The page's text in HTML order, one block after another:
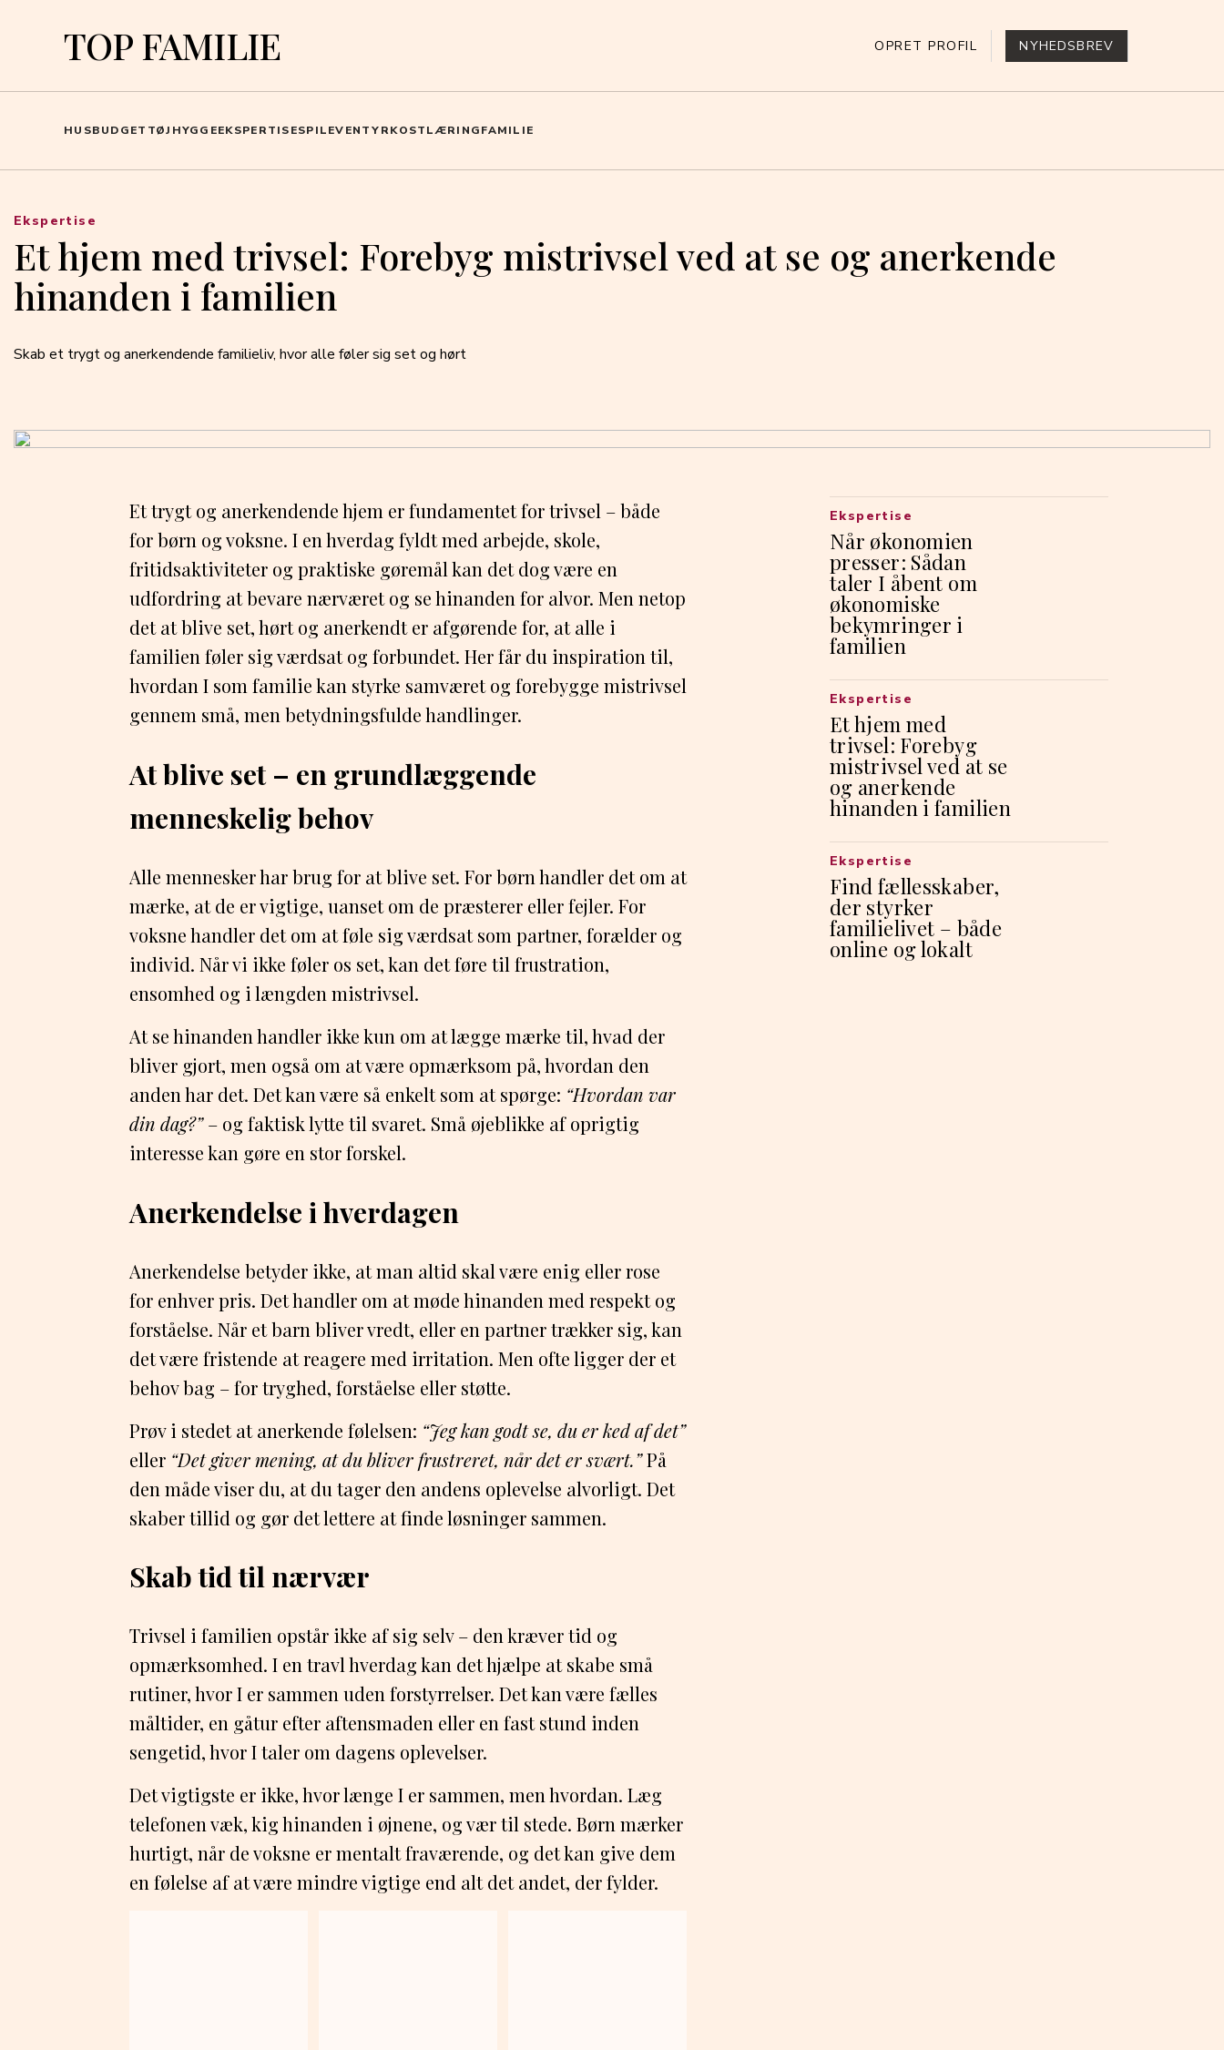
TOP FAMILIE OPRET PROFIL NYHEDSBREV
HUSBUDGET TØJ HYGGEEKSPERTISESPILEVENTYRKOSTLÆRINGFAMILIE
Et hjem med trivsel: Forebyg mistrivsel ved at se og anerkende
hinanden i familien
Skab et trygt og anerkendende familieliv, hvor alle føler sig set og hørt
Ekspertise
Et trygt og anerkendende hjem er fundamentet for trivsel – både
for børn og voksne. I en hverdag fyldt med arbejde, skole,
fritidsaktiviteter og praktiske gøremål kan det dog være en
udfordring at bevare nærværet og se hinanden for alvor. Men netop
det at blive set, hørt og anerkendt er afgørende for, at alle i
familien føler sig værdsat og forbundet. Her får du inspiration til,
hvordan I som familie kan styrke samværet og forebygge mistrivsel
gennem små, men betydningsfulde handlinger.
At blive set – en grundlæggende
menneskelig behov
Alle mennesker har brug for at blive set. For børn handler det om at
mærke, at de er vigtige, uanset om de præsterer eller fejler. For
voksne handler det om at føle sig værdsat som partner, forælder og
individ. Når vi ikke føler os set, kan det føre til frustration,
ensomhed og i længden mistrivsel.
At se hinanden handler ikke kun om at lægge mærke til, hvad der
bliver gjort, men også om at være opmærksom på, hvordan den
anden har det. Det kan være så enkelt som at spørge: “Hvordan var
din dag?”– og faktisk lytte til svaret. Små øjeblikke af oprigtig
interesse kan gøre en stor forskel.
Anerkendelse i hverdagen
Anerkendelse betyder ikke, at man altid skal være enig eller rose
for enhver pris. Det handler om at møde hinanden med respekt og
forståelse. Når et barn bliver vredt, eller en partner trækker sig, kan
det være fristende at reagere med irritation. Men ofte ligger der et
behov bag – for tryghed, forståelse eller støtte.
Prøv i stedet at anerkende følelsen: “Jeg kan godt se, du er ked af det”
eller “Det giver mening, at du bliver frustreret, når det er svært.”På
den måde viser du, at du tager den andens oplevelse alvorligt. Det
skaber tillid og gør det lettere at finde løsninger sammen.
Skab tid til nærvær
Trivsel i familien opstår ikke af sig selv – den kræver tid og
opmærksomhed. I en travl hverdag kan det hjælpe at skabe små
rutiner, hvor I er sammen uden forstyrrelser. Det kan være fælles
måltider, en gåtur efter aftensmaden eller en fast stund inden
sengetid, hvor I taler om dagens oplevelser.
Det vigtigste er ikke, hvor længe I er sammen, men hvordan. Læg
telefonen væk, kig hinanden i øjnene, og vær til stede. Børn mærker
hurtigt, når de voksne er mentalt fraværende, og det kan give dem
en følelse af at være mindre vigtige end alt det andet, der fylder.
Når økonomien
presser: Sådan
taler I åbent om
økonomiske
bekymringer i
familien
Ekspertise
Et hjem med
trivsel: Forebyg
mistrivsel ved at se
og anerkende
hinanden i familien
Ekspertise
Find fællesskaber,
der styrker
familielivet – både
online og lokalt
Ekspertise